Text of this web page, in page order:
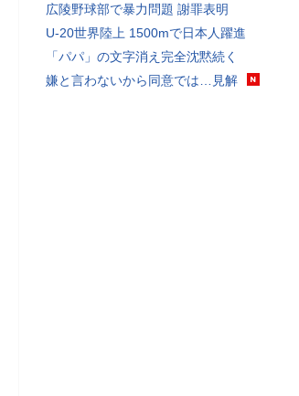
広陵野球部で暴力問題 謝罪表明
U-20世界陸上 1500mで日本人躍進
「パパ」の文字消え完全沈黙続く
嫌と言わないから同意では…見解